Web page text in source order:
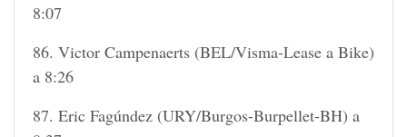
8:07
86. Victor Campenaerts (BEL/Visma-Lease a Bike)
a 8:26
87. Eric Fagúndez (URY/Burgos-Burpellet-BH) a